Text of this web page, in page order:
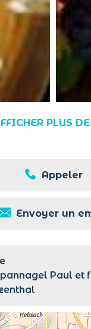
PLUS
Appeler
Envoyer un
Paul et